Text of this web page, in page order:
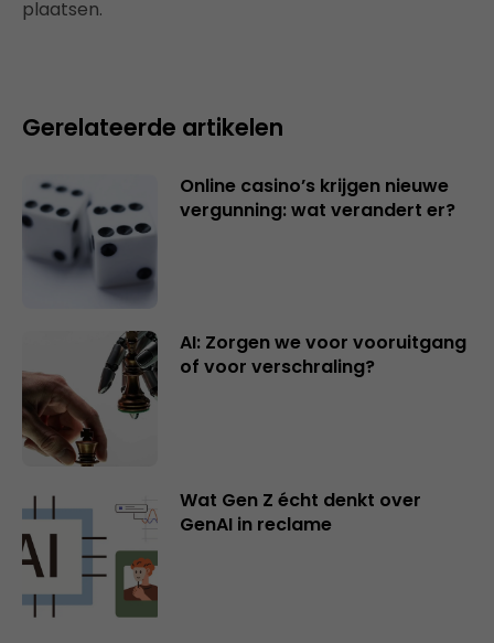
plaatsen.
Gerelateerde artikelen
Online casino’s krijgen nieuwe
vergunning: wat verandert er?
AI: Zorgen we voor vooruitgang
of voor verschraling?
Wat Gen Z écht denkt over
GenAI in reclame